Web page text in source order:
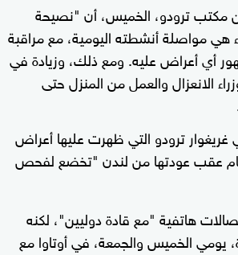
مكتب ترودو، الخميس، أن "نصيحة
هي مواصلة أنشطته اليومية، مع مراقبة
أي أعراض عليه. ومع ذلك، وزيادة في
الانعزال والعمل من المنزل حتى
غريغوار ترودو التي ظهرت عليها أعراض
عقب عودتها من لندن "تخضع لفحص
هاتفية "مع قادة دوليين"، لكنه
يومي الخميس والجمعة، في أوتاوا مع